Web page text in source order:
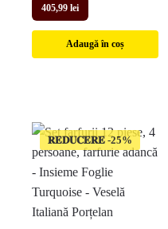
405,99 lei
Adaugă în coș
𝐑𝐄𝐃𝐔𝐂𝐄𝐑𝐄